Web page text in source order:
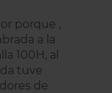
porque ,
a la
100H, al
tuve
de